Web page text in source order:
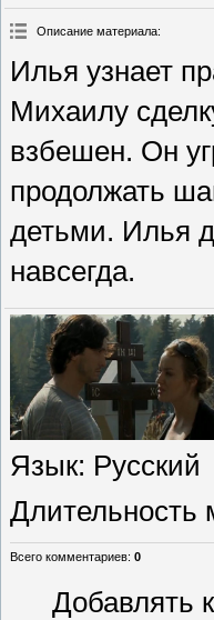
Описание материала:
Илья узнает
Михаилу
взбешен. Он
продолжать
детьми. Илья
навсегда.
Язык: Русский
Длительность
Всего комментариев: 0
Добавлять